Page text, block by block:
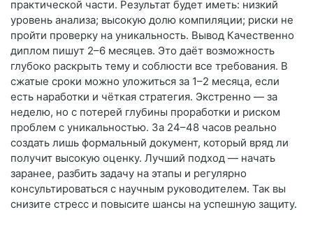
практической части. Результат будет иметь: низкий
уровень анализа; высокую долю компиляции; риски не
пройти проверку на уникальность. Вывод Качественно
диплом пишут 2–6 месяцев. Это даёт возможность
глубоко раскрыть тему и соблюсти все требования. В
сжатые сроки можно уложиться за 1–2 месяца, если
есть наработки и чёткая стратегия. Экстренно — за
неделю, но с потерей глубины проработки и риском
проблем с уникальностью. За 24–48 часов реально
создать лишь формальный документ, который вряд ли
получит высокую оценку. Лучший подход — начать
заранее, разбить задачу на этапы и регулярно
консультироваться с научным руководителем. Так вы
снизите стресс и повысите шансы на успешную защиту.